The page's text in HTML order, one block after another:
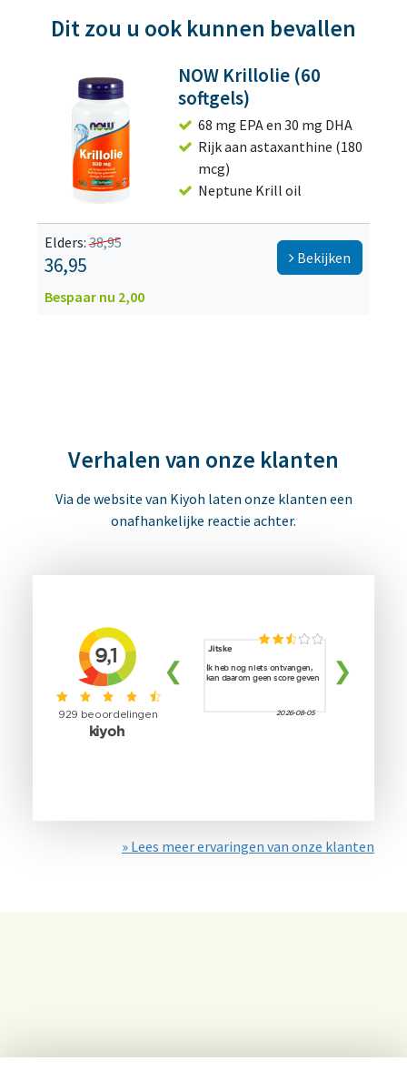
Dit zou u ook kunnen bevallen
NOW Krillolie (60
softgels)
68 mg EPA en 30 mg DHA
Rijk aan astaxanthine (180
mcg)
Neptune Krill oil
Elders:38,95
36,95
Bespaar nu 2,00
Bekijken
Verhalen van onze klanten
Via de website van Kiyoh laten onze klanten een
onafhankelijke reactie achter.
» Lees meer ervaringen van onze klanten